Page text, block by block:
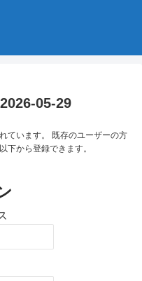
05-29
ています。 既存のユーザーの方
下から登録できます。